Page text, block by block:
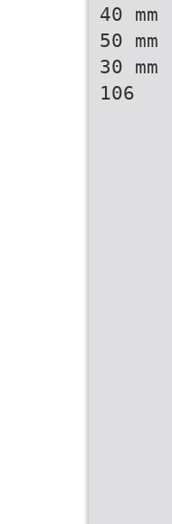
40 mm
50 mm
30 mm
106